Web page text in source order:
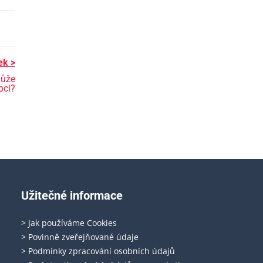
>
Užitečné informace
> Jak používáme Cookies
> Povinně zveřejňované údaje
> Podmínky zpracování osobních údajů